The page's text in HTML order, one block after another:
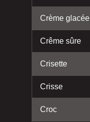
Crème glacée
Crême sûre
Crisette
Crisse
Croc